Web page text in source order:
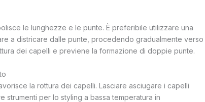
le lunghezze e le punte. È preferibile utilizzare una
a districare dalle punte, procedendo gradualmente verso
dei capelli e previene la formazione di doppie punte.
la rottura dei capelli. Lasciare asciugare i capelli
per lo styling a bassa temperatura in